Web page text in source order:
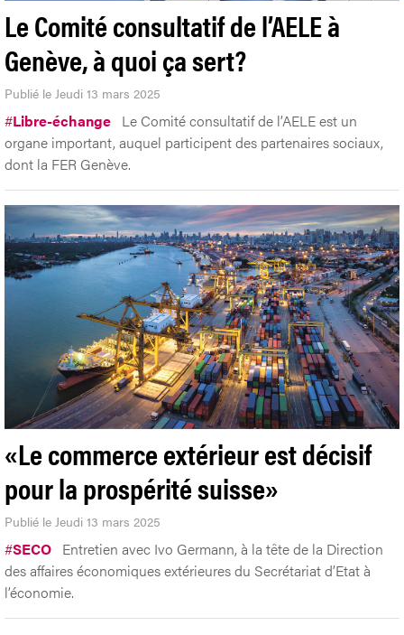
Le Comité consultatif de l’AELE à
Genève, à quoi ça sert?
Publié le Jeudi 13 mars 2025
#Libre-échange Le Comité consultatif de l’AELE est un
organe important, auquel participent des partenaires sociaux,
dont la FER Genève.
«Le commerce extérieur est décisif
pour la prospérité suisse»
Publié le Jeudi 13 mars 2025
#SECO Entretien avec Ivo Germann, à la tête de la Direction
des affaires économiques extérieures du Secrétariat d’Etat à
l’économie.